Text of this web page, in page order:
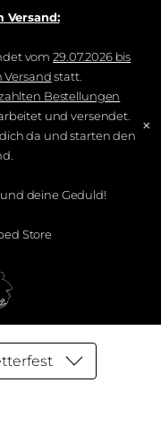
Versand:
vom29.07.2026 bis
Versandstatt.
Bestellungen
und versendet.
da und starten den
deine Geduld!
Store
×